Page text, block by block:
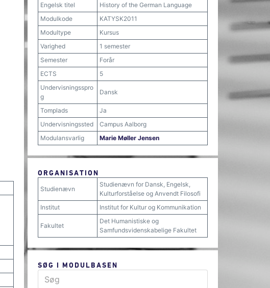
Engelsk titel
History of the German Language
Modulkode
KATYSK2011
Modultype
Kursus
Varighed
1 semester
Semester
Forår
ECTS
5
Undervisningsspro
g
Dansk
Tomplads
Ja
Undervisningssted
Campus Aalborg
Modulansvarlig
Marie Møller Jensen
ORGANISATION
Studienævn
Studienævn for Dansk, Engelsk,
Kulturforståelse og Anvendt Filosofi
Institut
Institut for Kultur og Kommunikation
Fakultet
Det Humanistiske og
Samfundsvidenskabelige Fakultet
SØG I MODULBASEN